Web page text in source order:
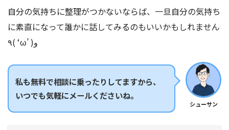
自分の気持ちに整理がつかないならば、一旦自分の気持ち
に素直になって誰かに話してみるのもいいかもしれません
٩( ‘ω’ )و
シューサン
私も無料で相談に乗ったりしてますから、
いつでも気軽にメールくださいね。